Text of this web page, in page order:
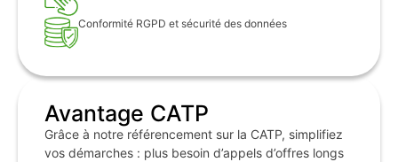
Conformité RGPD et sécurité des données
Avantage CATP
Grâce à notre référencement sur la CATP, simplifiez
vos démarches : plus besoin d’appels d’offres longs